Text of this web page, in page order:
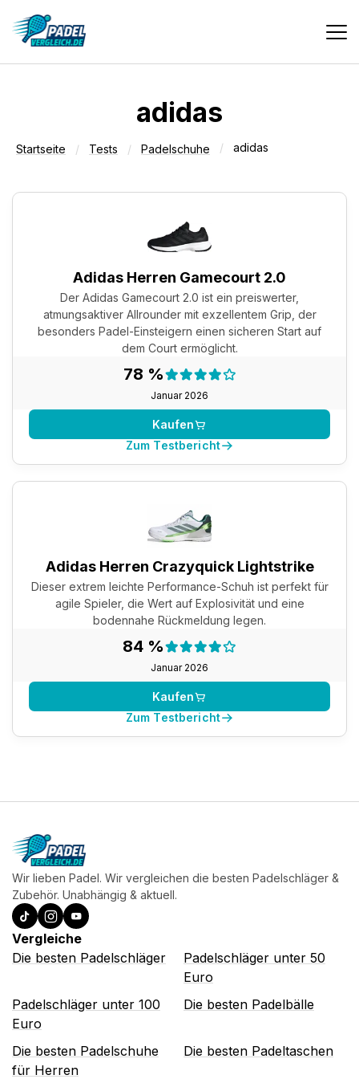
Tests
adidas
Startseite Tests Padelschuhe adidas
Adidas Herren Gamecourt 2.0
Der Adidas Gamecourt 2.0 ist ein preiswerter,
atmungsaktiver Allrounder mit exzellentem Grip, der
besonders Padel-Einsteigern einen sicheren Start auf
dem Court ermöglicht.
78 %
Januar 2026
Testergebnis:
78 %
Kaufen
Zum Testbericht
Adidas Herren Crazyquick Lightstrike
Dieser extrem leichte Performance-Schuh ist perfekt für
agile Spieler, die Wert auf Explosivität und eine
bodennahe Rückmeldung legen.
84 %
Januar 2026
Testergebnis:
84 %
Kaufen
Zum Testbericht
Wir lieben Padel. Wir vergleichen die besten Padelschläger &
Zubehör. Unabhängig & aktuell.
Vergleiche
Die besten Padelschläger
Padelschläger unter 50
Euro
Padelschläger unter 100
Euro
Die besten Padelbälle
Die besten Padelschuhe
für Herren
Die besten Padeltaschen